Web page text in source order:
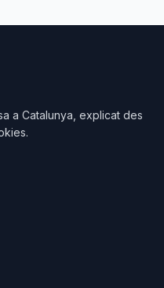
a Catalunya, explicat des